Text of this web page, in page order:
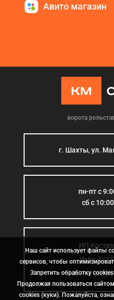
Авито магазин
ворота
г. Шахты, ул.
пн-пт с
сб с
ИП
ИНН:
ОГРН:
Наш сайт использует файлы
сервисов, чтобы
Запретить обработку
Продолжая пользоваться
cookies (куки). Пожалуйста,